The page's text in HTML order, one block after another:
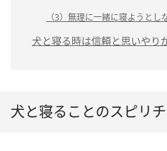
（3）無理に一緒に寝ようとし
犬と寝る時は信頼と思いやり
犬と寝ることのスピリ